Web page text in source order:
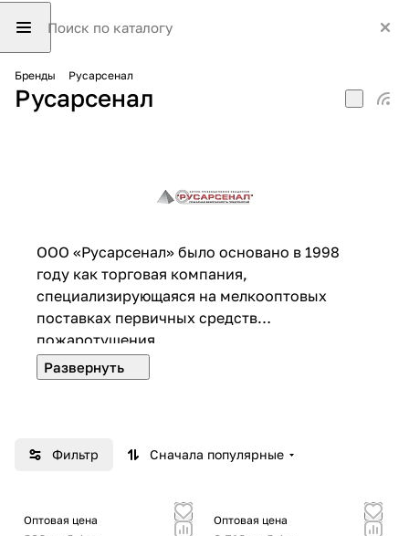
Бренды Русарсенал
Русарсенал
ООО «Русарсенал» было основано в 1998
году как торговая компания,
специализирующаяся на мелкооптовых
поставках первичных средств
пожаротушения.
ООО «Русарсенал» предлагает огнетушители
всех типоразмеров от нашего партнёра —
напорно-всасывающие, соединительную
«Коммунальник», водопенное оборудование,
Фильтр Сначала популярные
Оптовая цена Оптовая цена